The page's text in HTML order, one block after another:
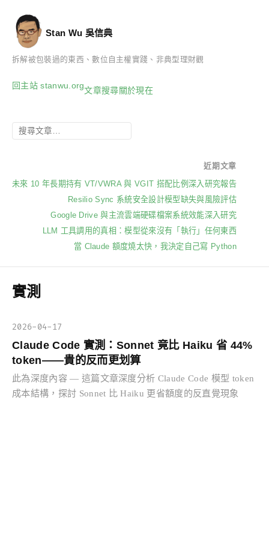
Stan Wu 吳信典
拆解被包裝過的東西、數位自主權實踐、非典型理財觀
回主站 stanwu.org文章搜尋關於現在
近期文章
未來 10 年長期持有 VT/VWRA 與 VGIT 搭配比例深入研究報告
Resilio Sync 系統安全設計模型缺失與風險評估
Google Drive 與主流雲端硬碟檔案系統效能深入研究
LLM 工具調用的真相：模型從來沒有「執行」任何東西
當 Claude 額度燒太快，我決定自己寫 Python
實測
2026-04-17
Claude Code 實測：Sonnet 竟比 Haiku 省 44%
token——貴的反而更划算
此為深度內容 — 這篇文章深度分析 Claude Code 模型 token
成本結構，探討 Sonnet 比 Haiku 更省額度的反直覺現象